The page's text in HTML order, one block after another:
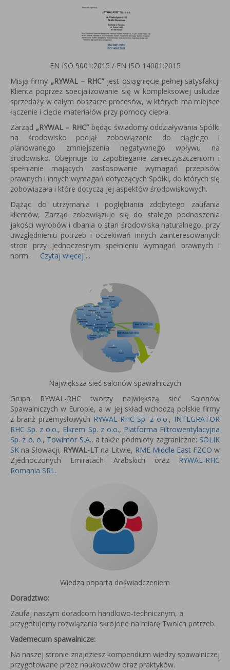
EN ISO 9001:2015 / EN ISO 14001:2015
Misją firmy „RYWAL – RHC” jest osiągnięcie pełnej satysfakcji
Klienta poprzez specjalizowanie się w kompleksowej usłudze
sprzedaży w całym obszarze procesów, w których ma miejsce
łączenie i cięcie materiałów przy pomocy ciepła.
Zarząd „RYWAL – RHC” będąc świadomy oddziaływania Spółki
na środowisko podjął zobowiązanie do ciągłego i
planowanego zmniejszenia negatywnego wpływu na
środowisko. Obejmuje to zapobieganie zanieczyszczeniom i
spełnianie mających zastosowanie wymagań przepisów
prawnych i innych wymagań dotyczących Spółki, do których się
zobowiązała i które dotyczą jej aspektów środowiskowych.
Dążąc do utrzymania i pogłębiania zdobytego zaufania
klientów, Zarząd zobowiązuje się do stałego podnoszenia
jakości wyrobów i dbania o stan środowiska naturalnego, przy
uwzględnieniu potrzeb i oczekiwań innych zainteresowanych
stron przy jednoczesnym spełnieniu wymagań prawnych i
norm. Czytaj więcej ...
Największa sieć salonów spawalniczych
Grupa RYWAL-RHC tworzy największą sieć Salonów
Spawalniczych w Europie, a w jej skład wchodzą polskie firmy
z branż przemysłowych RYWAL-RHC Sp. z o.o., INTEGRATOR
RHC Sp. z o.o., Elkrem Sp. z o.o., Platforma Filtrowentylacyjna
Sp. z o. o., Towimor S.A., a także podmioty zagraniczne: SOLIK
SK na Słowacji, RYWAL-LT na Litwie, RME Middle East FZCO w
Zjednoczonych Emiratach Arabskich oraz RYWAL-RHC
Romania SRL.
Wiedza poparta doświadczeniem
Doradztwo:
Zaufaj naszym doradcom handlowo-technicznym, a
przygotujemy rozwiązania skrojone na miarę Twoich potrzeb.
Vademecum spawalnicze:
Na naszej stronie znajdziesz kompendium wiedzy spawalniczej
przygotowane przez naukowców oraz praktyków.